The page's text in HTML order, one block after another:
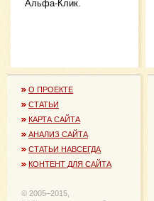
Альфа-Клик.
О ПРОЕКТЕ
СТАТЬИ
КАРТА САЙТА
АНАЛИЗ САЙТА
СТАТЬИ НАВСЕГДА
КОНТЕНТ ДЛЯ САЙТА
© 2005−2015,